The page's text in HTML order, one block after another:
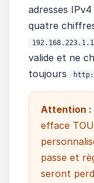
adresses
quatre
192.168.223.1.1
valide et ne
toujours
Attention :
efface
passe et
seront